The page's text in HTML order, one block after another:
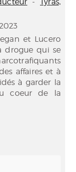
et Lucero
drogue qui se
affaires et à
à garder la
coeur de la